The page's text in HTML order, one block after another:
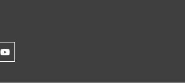
facebook